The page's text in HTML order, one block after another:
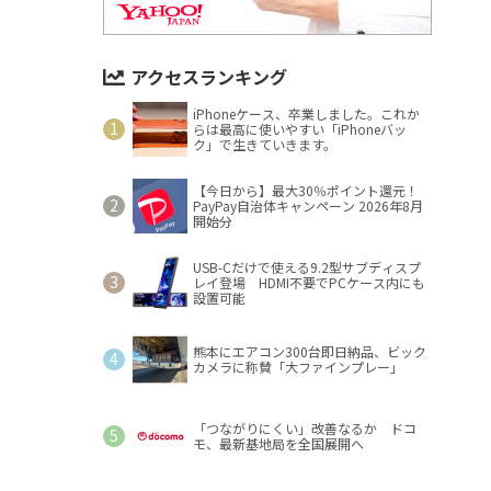
アクセスランキング
iPhoneケース、卒業しました。これか
らは最高に使いやすい「iPhoneバッ
ク」で生きていきます。
【今日から】最大30％ポイント還元！
PayPay自治体キャンペーン 2026年8月
開始分
USB-Cだけで使える9.2型サブディスプ
レイ登場 HDMI不要でPCケース内にも
設置可能
熊本にエアコン300台即日納品、ビック
カメラに称賛「大ファインプレー」
「つながりにくい」改善なるか ドコ
モ、最新基地局を全国展開へ